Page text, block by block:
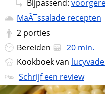
Bijpassend:
MaÃ¯ssalade recepten
2 porties
Bereiden
20 min.
Kookboek van
Schrijf een review